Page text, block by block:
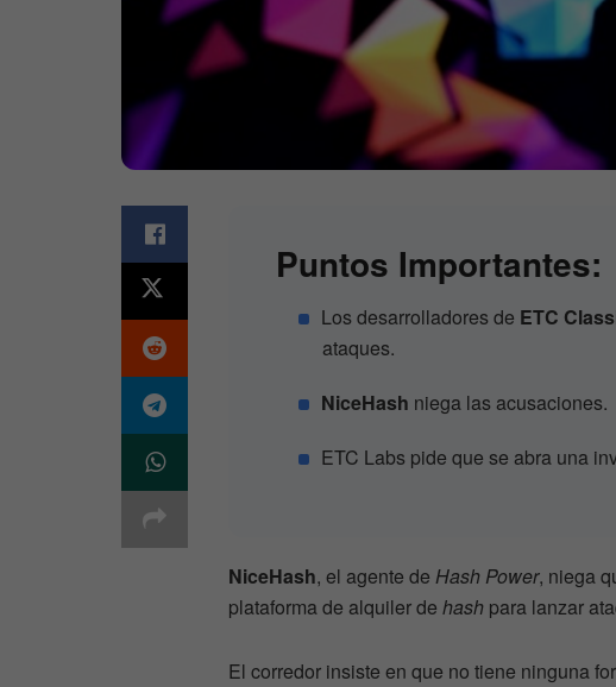
Puntos Importantes:
Los desarrolladores de ETC
ataques.
NiceHash niega las acusaciones.
ETC Labs pide que se abra una
NiceHash, el agente de Hash Power, niega
plataforma de alquiler de hash para lanzar
El corredor insiste en que no tiene ninguna